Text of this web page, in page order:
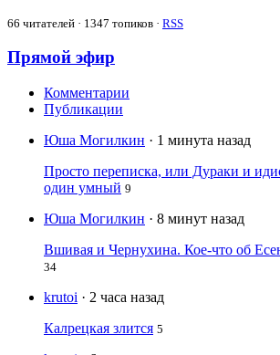
66 читателей · 1347 топиков · RSS
Прямой эфир
Комментарии
Публикации
Юша Могилкин · 1 минута назад
Просто переписка, или Дураки и
один умный 9
Юша Могилкин · 8 минут назад
Вшивая и Чернухина. Кое-что об
34
krutoi · 2 часа назад
Калрецкая злится 5